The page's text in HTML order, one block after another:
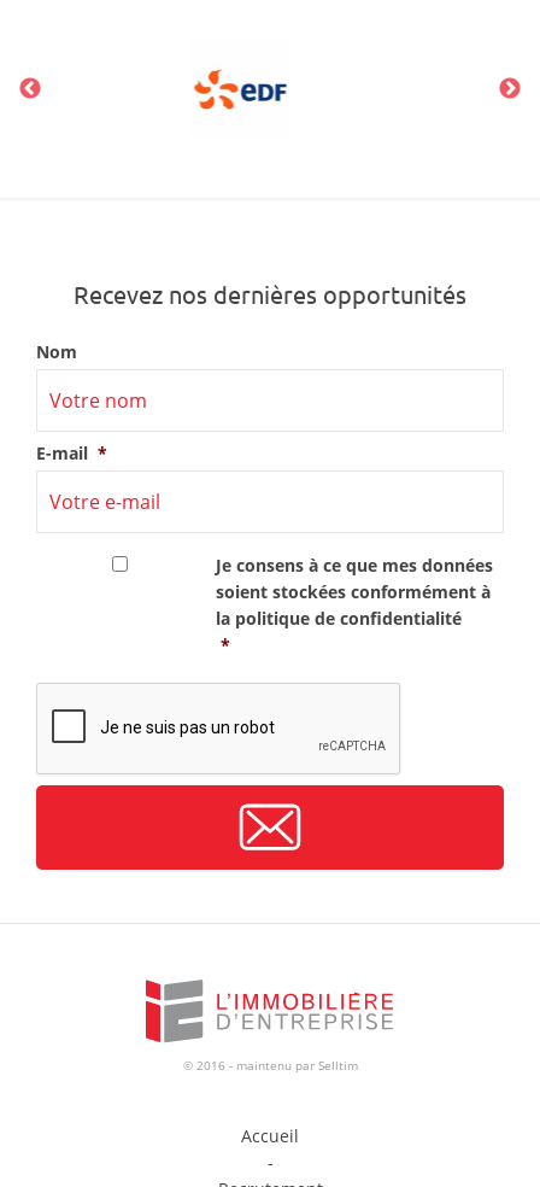
Recevez nos dernières opportunités
Nom
E-mail *
Je consens à ce que mes données
soient stockées conformément à
la politique de confidentialité
*
CAPTCHA
© 2016 - maintenu par Selltim
Accueil
-